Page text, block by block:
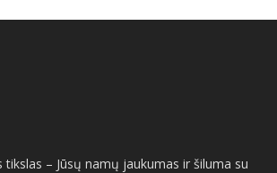
tikslas – Jūsų namų jaukumas ir šiluma su